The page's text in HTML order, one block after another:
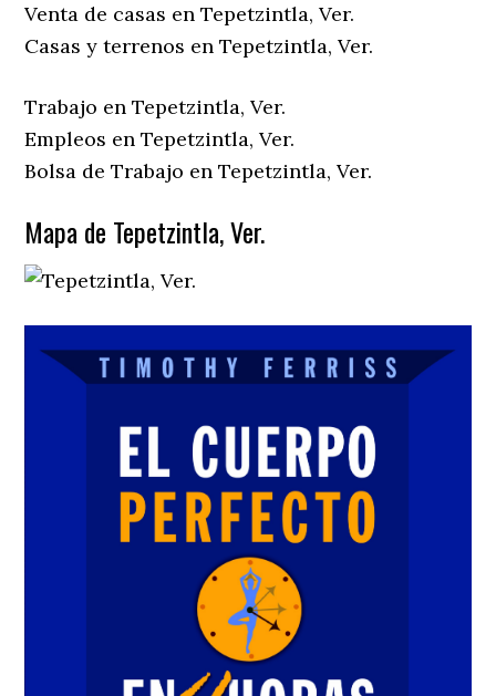
Venta de casas en Tepetzintla, Ver.
Casas y terrenos en Tepetzintla, Ver.
Trabajo en Tepetzintla, Ver.
Empleos en Tepetzintla, Ver.
Bolsa de Trabajo en Tepetzintla, Ver.
Mapa de Tepetzintla, Ver.